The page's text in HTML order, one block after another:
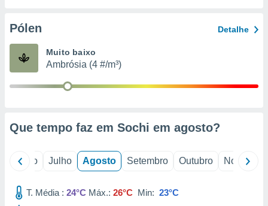
através
estudos
de
1199
Pólen Detalhe
Muito baixo
Ambrósia (4 #/m³)
Que tempo faz em Sochi em agosto?
Junho Julho Agosto Setembro Outubro Novembro
T. Média : 24°C Máx.: 26°C Min: 23°C